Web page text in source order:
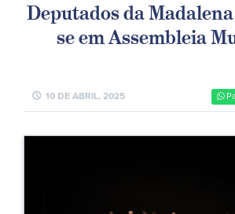
Deputados da
se em Assembleia
schedule 10 DE ABRIL, 2025